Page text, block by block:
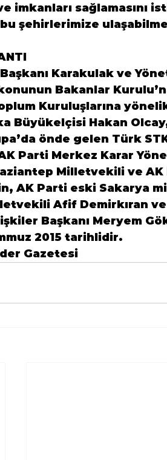
imkanları sağlamasını
şehirlerimize
Karakulak ve
Bakanlar
Kuruluşlarına
Büyükelçisi Hakan
önde gelen Türk
Parti Merkez Karar
Milletvekili ve AK
AK Parti eski Sakarya
Afif Demirkıran
Başkanı Meryem
2015 tarihlidir.
Gazetesi